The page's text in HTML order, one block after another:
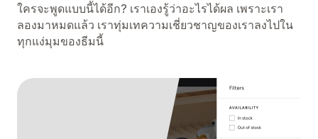
ใครจะพูดแบบนี้ได้อีก? เราเองรู้ว่าอะไรได้ผล เพราะเรา
ลองมาหมดแล้ว เราทุ่มเทความเชี่ยวชาญของเราลงไปใน
ทุกแง่มุมของธีมนี้